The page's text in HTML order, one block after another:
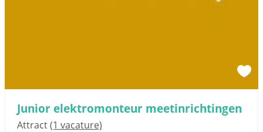
Junior elektromonteur meetinrichtingen
Attract(1 vacature)